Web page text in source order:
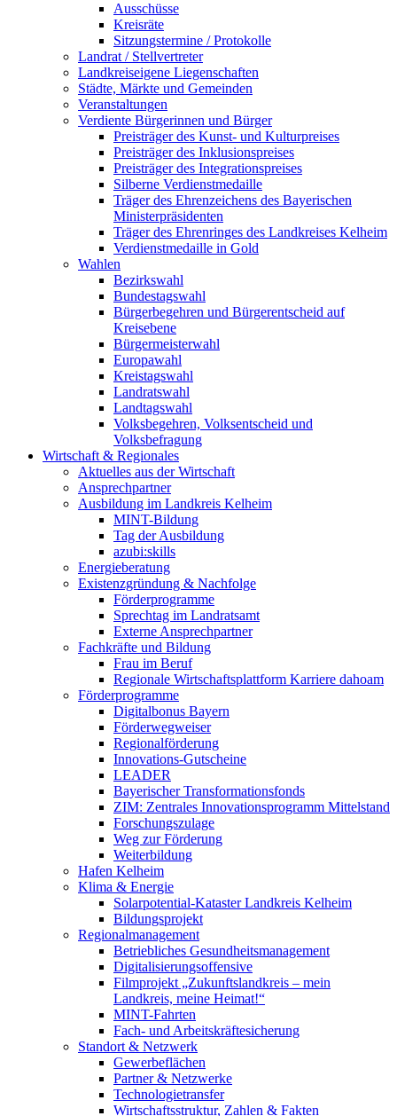
Ausschüsse
Kreisräte
Sitzungstermine / Protokolle
Landrat / Stellvertreter
Landkreiseigene Liegenschaften
Städte, Märkte und Gemeinden
Veranstaltungen
Verdiente Bürgerinnen und Bürger
Preisträger des Kunst- und Kulturpreises
Preisträger des Inklusionspreises
Preisträger des Integrationspreises
Silberne Verdienstmedaille
Träger des Ehrenzeichens des Bayerischen
Ministerpräsidenten
Träger des Ehrenringes des Landkreises Kelheim
Verdienstmedaille in Gold
Wahlen
Bezirkswahl
Bundestagswahl
Bürgerbegehren und Bürgerentscheid auf
Kreisebene
Bürgermeisterwahl
Europawahl
Kreistagswahl
Landratswahl
Landtagswahl
Volksbegehren, Volksentscheid und
Volksbefragung
Wirtschaft & Regionales
Aktuelles aus der Wirtschaft
Ansprechpartner
Ausbildung im Landkreis Kelheim
MINT-Bildung
Tag der Ausbildung
azubi:skills
Energieberatung
Existenzgründung & Nachfolge
Förderprogramme
Sprechtag im Landratsamt
Externe Ansprechpartner
Fachkräfte und Bildung
Frau im Beruf
Regionale Wirtschaftsplattform Karriere dahoam
Förderprogramme
Digitalbonus Bayern
Förderwegweiser
Regionalförderung
Innovations-Gutscheine
LEADER
Bayerischer Transformationsfonds
ZIM: Zentrales Innovationsprogramm Mittelstand
Forschungszulage
Weg zur Förderung
Weiterbildung
Hafen Kelheim
Klima & Energie
Solarpotential-Kataster Landkreis Kelheim
Bildungsprojekt
Regionalmanagement
Betriebliches Gesundheitsmanagement
Digitalisierungsoffensive
Filmprojekt „Zukunftslandkreis – mein
Landkreis, meine Heimat!“
MINT-Fahrten
Fach- und Arbeitskräftesicherung
Standort & Netzwerk
Gewerbeflächen
Partner & Netzwerke
Technologietransfer
Wirtschaftsstruktur, Zahlen & Fakten